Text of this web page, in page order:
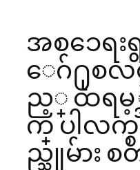
အစၥေရ
ေဂ်႐ုစလ
ည့္ ထရမ့္အ
က္ ပါလ
ည္သူမ်ား စတ